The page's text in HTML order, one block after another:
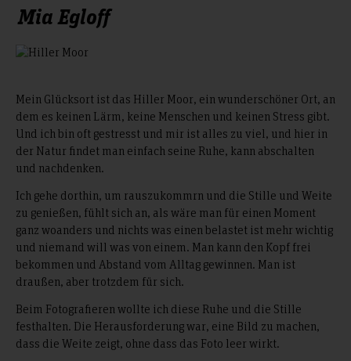
Mia Egloff
Mein Glücksort ist das Hiller Moor, ein wunderschöner Ort, an
dem es keinen Lärm, keine Menschen und keinen Stress gibt.
Und ich bin oft gestresst und mir ist alles zu viel, und hier in
der Natur findet man einfach seine Ruhe, kann abschalten
und nachdenken.
Ich gehe dorthin, um rauszukommrn und die Stille und Weite
zu genießen, fühlt sich an, als wäre man für einen Moment
ganz woanders und nichts was einen belastet ist mehr wichtig
und niemand will was von einem. Man kann den Kopf frei
bekommen und Abstand vom Alltag gewinnen. Man ist
draußen, aber trotzdem für sich.
Beim Fotografieren wollte ich diese Ruhe und die Stille
festhalten. Die Herausforderung war, eine Bild zu machen,
dass die Weite zeigt, ohne dass das Foto leer wirkt.